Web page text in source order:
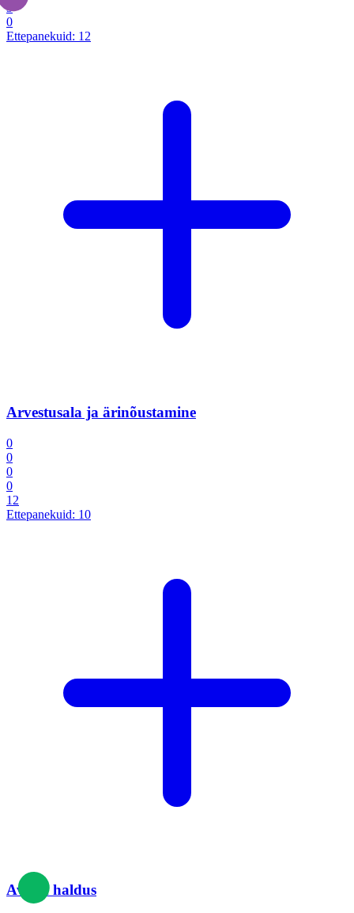
3
0
Ettepanekuid: 12
Arvestusala ja ärinõustamine
0
0
0
0
12
Ettepanekuid: 10
Avalik haldus